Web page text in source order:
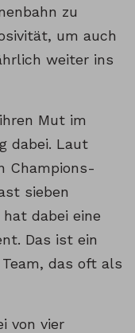
zu
um auch
weiter ins
Mut im
dabei. Laut
Champions-
sieben
dabei eine
Das ist ein
das oft als
von vier